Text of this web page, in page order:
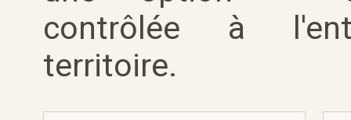
contrôlée à
territoire.